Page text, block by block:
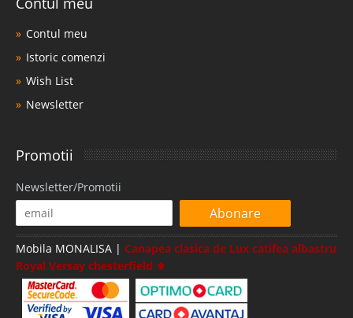
Contul meu
Istoric comenzi
Wish List
Newsletter
Promotii
Newsletter/Promotii
Abonare
Mobila MONALISA | Canapea clasica de Lux catifea albastru
Royal Versay chesterfield ⚜️